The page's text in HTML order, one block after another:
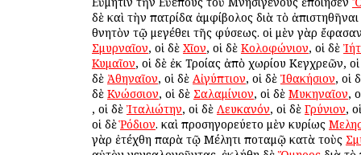
δὲ καὶ τὴν πατρίδα ἀμφίβολος διὰ τὸ ἀπιστηθῆναι
θνητὸν τῷ μεγέθει τῆς φύσεως. οἱ μὲν γὰρ
Σμυρναῖον, οἱ δὲ Χῖον, οἱ δὲ Κολοφώνιον, οἱ δὲ
Κυμαῖον, οἱ δὲ ἐκ Τροίας ἀπὸ χωρίου Κεγχρεῶν,
δὲ Ἀθηναῖον, οἱ δὲ Αἰγύπτιον, οἱ δὲ Ἰθακήσιον, οἱ
δὲ Κνώσσιον, οἱ δὲ Σαλαμίνιον, οἱ δὲ Μυκηναῖον,
, οἱ δὲ Ἰταλιώτην, οἱ δὲ Λευκανόν, οἱ δὲ Γρύνιον,
οἱ δὲῬόδιον. καὶ προσηγορεύετο μὲν κυρίως
γὰρ ἐτέχθη παρὰ τῷ Μέλητι ποταμῷ κατὰ τοὺς